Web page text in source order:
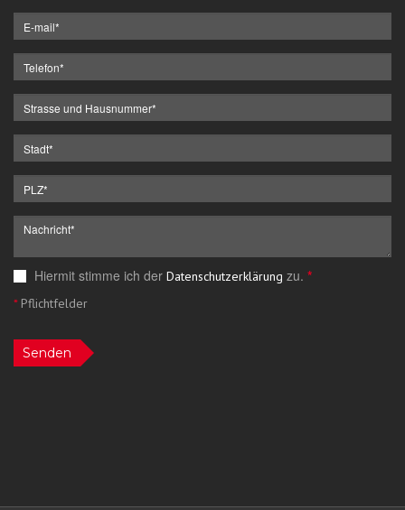
Hiermit stimme ich der Datenschutzerklärung zu. *
*Pflichtfelder
Senden